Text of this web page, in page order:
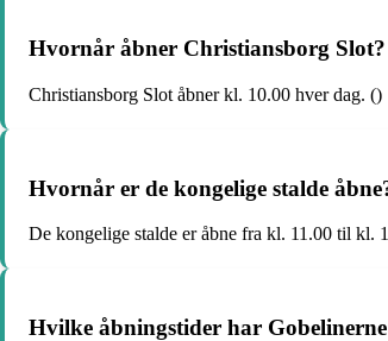
Hvornår åbner Christiansborg Slot?
Christiansborg Slot åbner kl. 10.00 hver dag. ()
Hvornår er de kongelige stalde
De kongelige stalde er åbne fra kl. 11.00 til kl.
Hvilke åbningstider har